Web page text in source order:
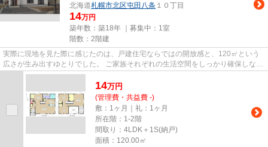
北海道札幌市北区屯田八条 １０丁目
14万円
築年数：築18年 ｜募集中： 1室
階数：2階建
実際に現地を見た際に感じたのは、戸建住宅ならではの開放感と、120㎡という
広さが生み出すゆとりでした。 ご家族それぞれの生活空間をしっかり確保しなが
ら、家族が集まる時間も大切...
14万円
(管理費・共益費 -)
敷：1ヶ月｜礼：1ヶ月
所在階：1-2階
間取り：4LDK＋1S(納戸)
面積：120.00㎡